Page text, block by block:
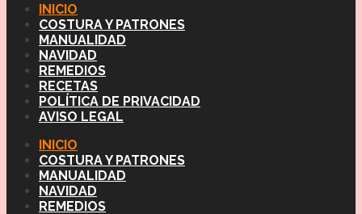
INICIO
COSTURA Y PATRONES
MANUALIDAD
NAVIDAD
REMEDIOS
RECETAS
POLÍTICA DE PRIVACIDAD
AVISO LEGAL
INICIO
COSTURA Y PATRONES
MANUALIDAD
NAVIDAD
REMEDIOS